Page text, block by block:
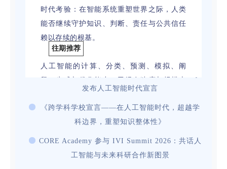
时代考验：在智能系统重塑世界之际，人类
能否继续守护知识、判断、责任与公共信任
赖以存续的根基。
人工智能的计算、分类、预测、模拟、阐
释、生成与优化能力，已经在速度与规模上
发现，改善公共服务，赋能教育发展，拓宽
知识获取渠道，助力人类应对健康、气候、
能源、农业、文化与环境等全球性挑战。
往期推荐
发布人工智能时代宣言
《跨学科学校宣言——在人工智能时代，超越学
科边界，重塑知识整体性》
CORE Academy 参与 IVI Summit 2026：共话人
工智能与未来科研合作新图景